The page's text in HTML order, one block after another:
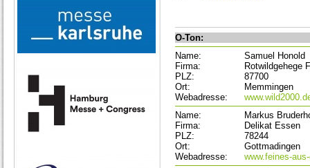
O-Ton:
Name:
Samuel Honold
Firma:
Rotwildgehege
PLZ:
87700
Ort:
Memmingen
Webadresse:
Name:
Markus
Firma:
Delikat Essen
PLZ:
78244
Ort:
Gottmadingen
Webadresse:
www.feines-